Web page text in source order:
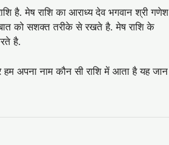
है. मेष राशि का आराध्य देव भगवान श्री गणेश
बात को सशक्त तरीके से रखते है. मेष राशि के
है.
हम अपना नाम कौन सी राशि में आता है यह जान